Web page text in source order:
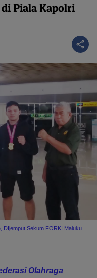
Piala Kapolri
DIjemput Sekum FORKI Maluku
Olahraga